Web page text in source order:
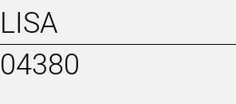
LISA
04380